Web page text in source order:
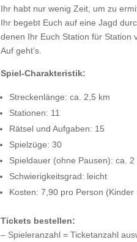
Ihr habt nur wenig Zeit, um zu
Ihr begebt Euch auf eine Jagd
denen Ihr Euch Station für Station
Auf geht’s.
Spiel-Charakteristik:
Streckenlänge: ca. 2,5 km
Stationen: 11
Rätsel und Aufgaben: 15
Spielzüge: 30
Spieldauer (ohne Pausen): ca. 2
Schwierigkeitsgrad: leicht
Kosten: 7,90 pro Person
Tickets bestellen:
– Spieleranzahl = Ticketanzahl